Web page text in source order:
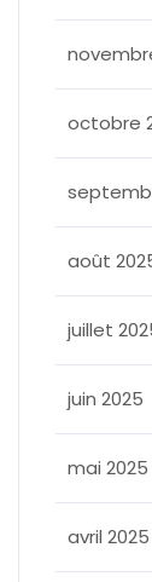
octobre
août
juillet
juin 2025
mai 2025
avril 2025